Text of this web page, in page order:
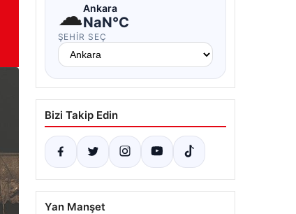
☁Ankara
NaN°C
ŞEHIR SEÇ
Bizi Takip Edin
Yan Manşet